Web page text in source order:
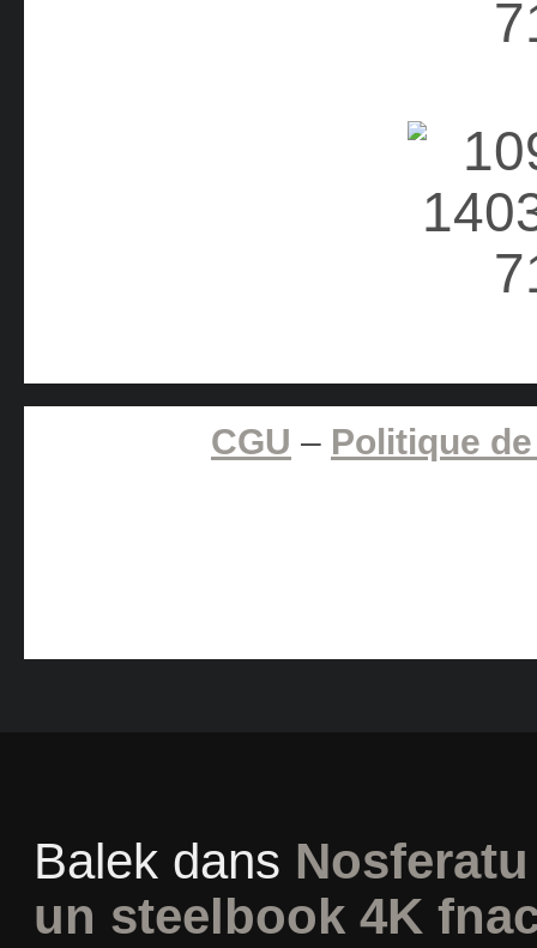
CGU – Politique
Balekdans
un steelbook 4K